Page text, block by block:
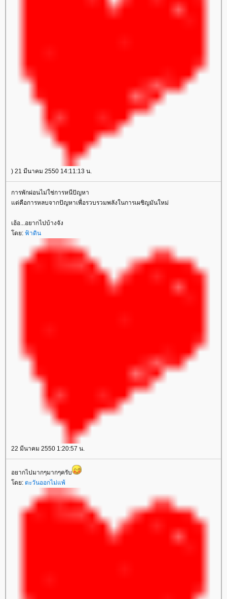
) 21 มีนาคม 2550 14:11:13 น.
การพักผ่อนไม่ใช่การหนีปัญหา
ต่คือการหลบจากปัญหาเพื่อรวบรวมพลังในการเผชิญมันใหม่
เฮ้อ...อยากไปบ้างจัง
ดย: ฟ้าดิน
22 มีนาคม 2550 1:20:57 น.
อยากไปมากๆมากๆครับ
ดย: ตะวันออกไม่แพ้